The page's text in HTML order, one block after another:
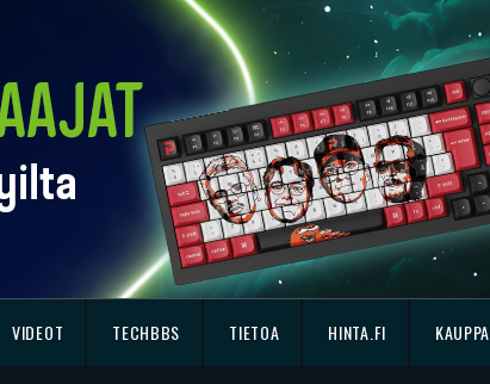
VIDEOT TECHBBS TIETOA HINTA.FI KAUPPA